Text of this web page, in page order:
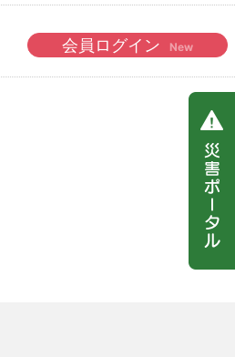
会員ログイン New